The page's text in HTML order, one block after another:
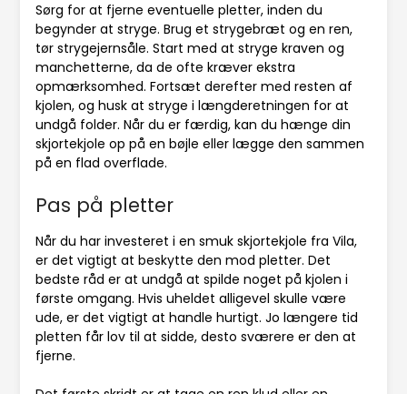
Sørg for at fjerne eventuelle pletter, inden du
begynder at stryge. Brug et strygebræt og en ren,
tør strygejernsåle. Start med at stryge kraven og
manchetterne, da de ofte kræver ekstra
opmærksomhed. Fortsæt derefter med resten af
kjolen, og husk at stryge i længderetningen for at
undgå folder. Når du er færdig, kan du hænge din
skjortekjole op på en bøjle eller lægge den sammen
på en flad overflade.
Pas på pletter
Når du har investeret i en smuk skjortekjole fra Vila,
er det vigtigt at beskytte den mod pletter. Det
bedste råd er at undgå at spilde noget på kjolen i
første omgang. Hvis uheldet alligevel skulle være
ude, er det vigtigt at handle hurtigt. Jo længere tid
pletten får lov til at sidde, desto sværere er den at
fjerne.